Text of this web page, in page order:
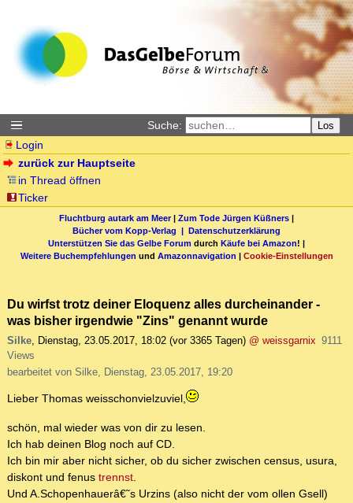
Suche: Los
Login
zurück zur Hauptseite
in Thread öffnen
Ticker
Fluchtburg autark am Meer| Zum Tode Jürgen Küßners |
Bücher vom Kopp-Verlag | Datenschutzerklärung
Unterstützen Sie das Gelbe Forum durch Käufe bei Amazon! |
Weitere Buchempfehlungen und Amazonnavigation | Cookie-Einstellungen
Du wirfst trotz deiner Eloquenz alles durcheinander -
was bisher irgendwie "Zins" genannt wurde
Silke, Dienstag, 23.05.2017, 18:02 (vor 3365 Tagen) @ weissgarnix 9111
Views
bearbeitet von Silke, Dienstag, 23.05.2017, 19:20
Lieber Thomas weisschonvielzuviel,
schön, mal wieder was von dir zu lesen.
Ich hab deinen Blog noch auf CD.
Ich bin mir aber nicht sicher, ob du sicher zwischen census, usura,
diskont und fenus trennst.
Und A.Schopenhauerâ€˜s Urzins (also nicht der vom ollen Gsell)